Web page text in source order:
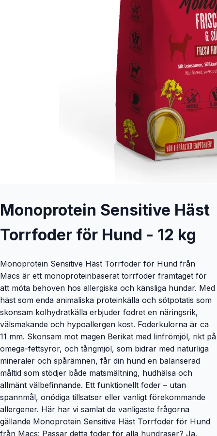
Monoprotein Sensitive Häst
Torrfoder för Hund - 12 kg
Monoprotein Sensitive Häst Torrfoder för Hund från
Macs är ett monoproteinbaserat torrfoder framtaget för
att möta behoven hos allergiska och känsliga hundar. Med
häst som enda animaliska proteinkälla och sötpotatis som
skonsam kolhydratkälla erbjuder fodret en näringsrik,
välsmakande och hypoallergen kost. Foderkulorna är ca
11 mm. Skonsam mot magen Berikat med linfrömjöl, rikt på
omega-fettsyror, och tångmjöl, som bidrar med naturliga
mineraler och spårämnen, får din hund en balanserad
måltid som stödjer både matsmältning, hudhälsa och
allmänt välbefinnande. Ett funktionellt foder – utan
spannmål, onödiga tillsatser eller vanligt förekommande
allergener. Här har vi samlat de vanligaste frågorna
gällande Monoprotein Sensitive Häst Torrfoder för Hund
från Macs: Passar detta foder för alla hundraser? Ja,